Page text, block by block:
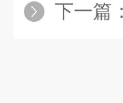
下一篇：